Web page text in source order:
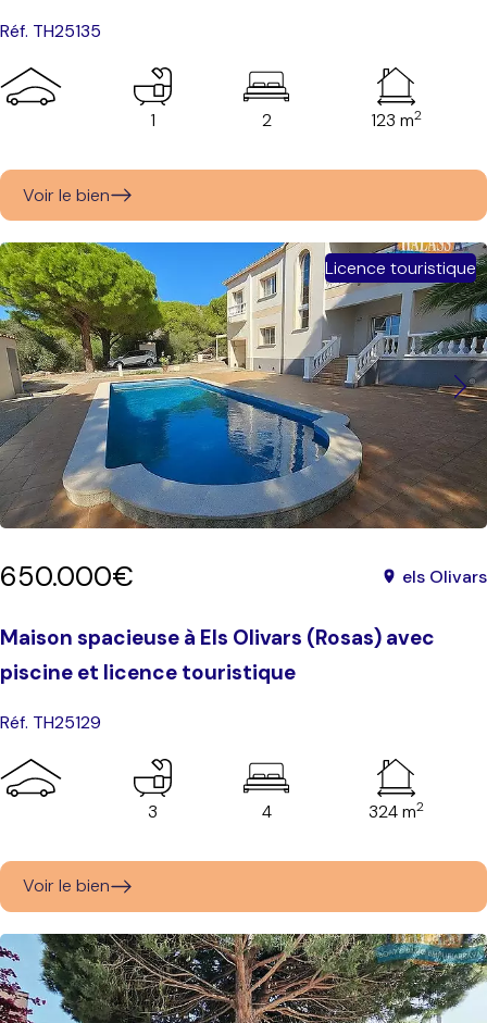
Réf. TH25135
1 2 123 m2
Voir le bien
Licence touristique
650.000€ els Olivars
Maison spacieuse à Els Olivars (Rosas) avec
piscine et licence touristique
Réf. TH25129
3 4 324 m2
Voir le bien